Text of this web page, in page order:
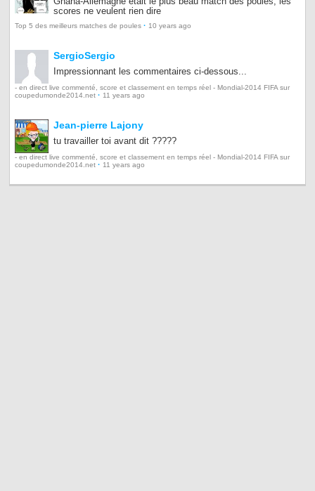
scores ne veulent rien dire
Top 5 des meilleurs matches de poules · 10 years ago
SergioSergio
Impressionnant les commentaires ci-dessous...
- en direct live commenté, score et classement en temps réel - Mondial-2014 FIFA sur
coupedumonde2014.net · 11 years ago
Jean-pierre Lajony
tu travailler toi avant dit ?????
- en direct live commenté, score et classement en temps réel - Mondial-2014 FIFA sur
coupedumonde2014.net · 11 years ago